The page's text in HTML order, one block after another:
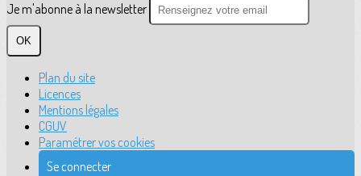
Je m'abonne à la newsletter
OK
Plan du site
Licences
Mentions légales
CGUV
Paramétrer vos cookies
Se connecter